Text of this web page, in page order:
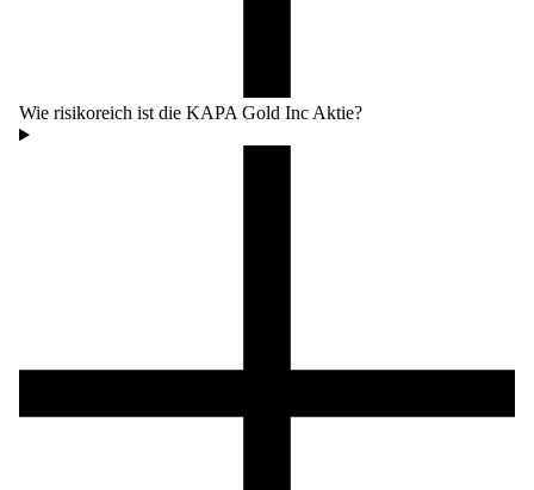
Wie risikoreich ist die KAPA Gold Inc Aktie?